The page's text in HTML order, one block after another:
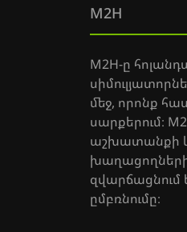
M2H
M2H-ը
մեջ, որոնք
սարքերում։
աշխատանքի
զվարճացնում
ըմբռնումը։